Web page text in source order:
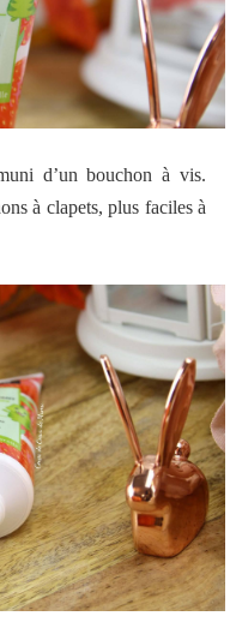
d’un bouchon à vis.
à clapets, plus faciles à